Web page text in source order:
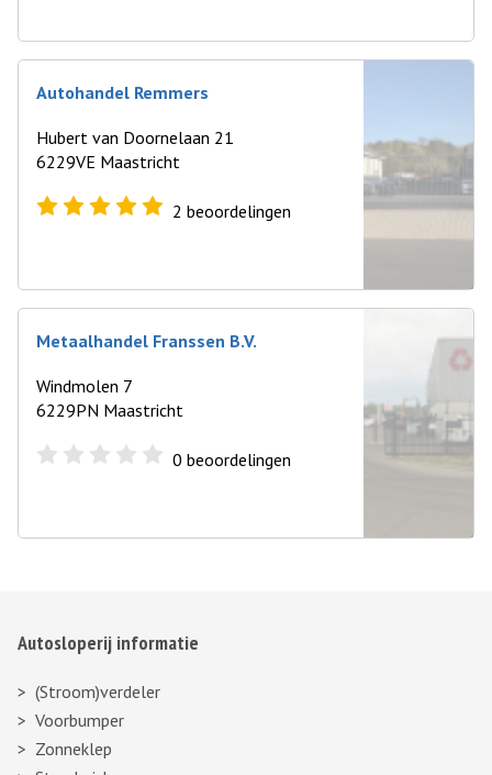
Autohandel Remmers
Hubert van Doornelaan 21
6229VE Maastricht
2 beoordelingen
Metaalhandel Franssen B.V.
Windmolen 7
6229PN Maastricht
0 beoordelingen
Autosloperij informatie
(Stroom)verdeler
Voorbumper
Zonneklep